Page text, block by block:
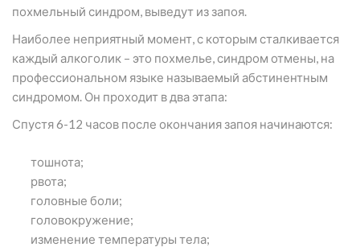
похмельный синдром, выведут из запоя.
Наиболее неприятный момент, с которым сталкивается
каждый алкоголик – это похмелье, синдром отмены, на
профессиональном языке называемый абстинентным
синдромом. Он проходит в два этапа:
Спустя 6-12 часов после окончания запоя начинаются:
тошнота;
рвота;
головные боли;
головокружение;
изменение температуры тела;